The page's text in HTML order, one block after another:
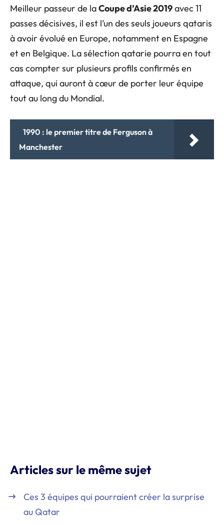
Meilleur passeur de laCoupe d’Asie 2019avec 11
passes décisives, il est l’un des seuls joueurs qataris
à avoir évolué en Europe, notamment en Espagne
et en Belgique. La sélection qatarie pourra en tout
cas compter sur plusieurs profils confirmés en
attaque, qui auront à cœur de porter leur équipe
tout au long du Mondial.
1990 : le premier titre de Ferguson à
Manchester
Articles sur le même sujet
Ces 3 équipes qui pourraient créer la surprise
au Qatar